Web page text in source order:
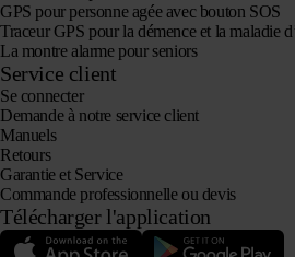
GPS pour personne agée avec bouton SOS
Traceur GPS pour la démence et la maladie
La montre alarme pour seniors
Service client
Se connecter
Demande à notre service client
Manuels
Retours
Garantie et Service
Commande professionnelle ou devis
Télécharger l'application